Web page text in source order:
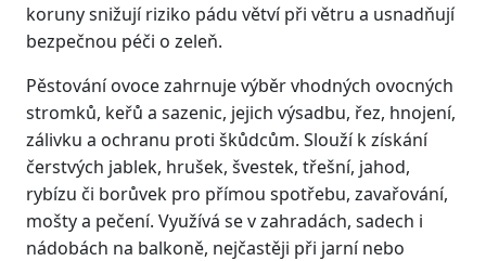
koruny snižují riziko pádu větví při větru a usnadňují
bezpečnou péči o zeleň.
Pěstování ovoce zahrnuje výběr vhodných ovocných
stromků, keřů a sazenic, jejich výsadbu, řez, hnojení,
zálivku a ochranu proti škůdcům. Slouží k získání
čerstvých jablek, hrušek, švestek, třešní, jahod,
rybízu či borůvek pro přímou spotřebu, zavařování,
mošty a pečení. Využívá se v zahradách, sadech i
nádobách na balkoně, nejčastěji při jarní nebo